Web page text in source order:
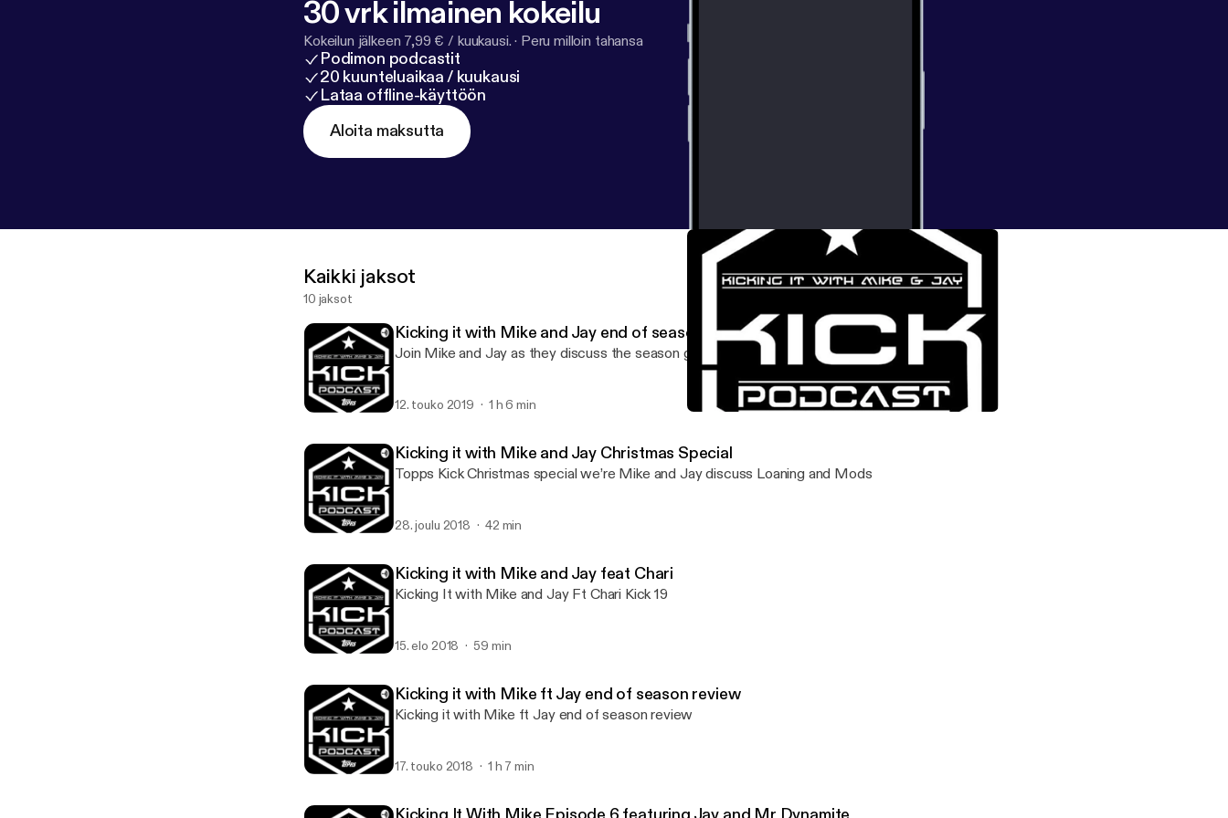
30 vrk ilmainen kokeilu
Kokeilun jälkeen 7,99 € / kuukausi. · Peru milloin tahansa
Podimon podcastit
20 kuunteluaikaa / kuukausi
Lataa offline-käyttöön
Aloita maksutta
Kaikki jaksot
10 jaksot
Kicking it with Mike and Jay end of season review
Join Mike and Jay as they discuss the season gone from Topps kick
12. touko 2019 1 h 6 min
Kicking it with Mike and Jay Christmas Special
Topps Kick Christmas special we’re Mike and Jay discuss Loaning and Mods
28. joulu 2018 42 min
Kicking it with Mike and Jay feat Chari
Kicking It with Mike and Jay Ft Chari Kick 19
15. elo 2018 59 min
Kicking it with Mike ft Jay end of season review
Kicking it with Mike ft Jay end of season review
17. touko 2018 1 h 7 min